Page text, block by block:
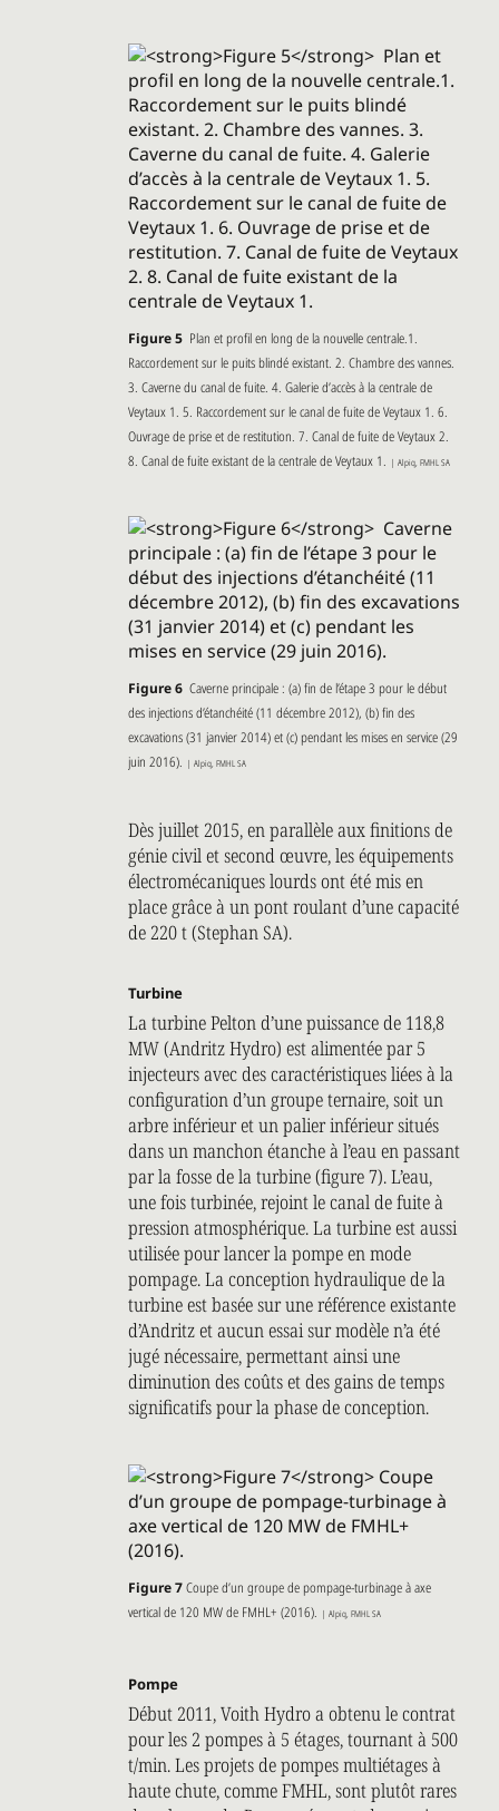
Figure 5 Plan et profil en long de la nouvelle centrale.1.
Raccordement sur le puits blindé existant. 2. Chambre des vannes.
3. Caverne du canal de fuite. 4. Galerie d’accès à la centrale de
Veytaux 1. 5. Raccordement sur le canal de fuite de Veytaux 1. 6.
Ouvrage de prise et de restitution. 7. Canal de fuite de Veytaux 2.
8. Canal de fuite existant de la centrale de Veytaux 1. | Alpiq, FMHL SA
Figure 6 Caverne principale : (a) fin de l’étape 3 pour le début
des injections d’étanchéité (11 décembre 2012), (b) fin des
excavations (31 janvier 2014) et (c) pendant les mises en service (29
juin 2016). | Alpiq, FMHL SA
Dès juillet 2015, en parallèle aux finitions de
génie civil et second œuvre, les équipements
électromécaniques lourds ont été mis en
place grâce à un pont roulant d’une capacité
de 220 t (Stephan SA).
Turbine
La turbine Pelton d’une puissance de 118,8
MW (Andritz Hydro) est alimentée par 5
injecteurs avec des caractéristiques liées à la
configuration d’un groupe ternaire, soit un
arbre inférieur et un palier inférieur situés
dans un manchon étanche à l’eau en passant
par la fosse de la turbine (figure 7). L’eau,
une fois turbinée, rejoint le canal de fuite à
pression atmosphérique. La turbine est aussi
utilisée pour lancer la pompe en mode
pompage. La conception hydraulique de la
turbine est basée sur une référence existante
d’Andritz et aucun essai sur modèle n’a été
jugé nécessaire, permettant ainsi une
diminution des coûts et des gains de temps
significatifs pour la phase de conception.
Figure 7Coupe d’un groupe de pompage-turbinage à axe
vertical de 120 MW de FMHL+ (2016). | Alpiq, FMHL SA
Pompe
Début 2011, Voith Hydro a obtenu le contrat
pour les 2 pompes à 5 étages, tournant à 500
t/min. Les projets de pompes multiétages à
haute chute, comme FMHL, sont plutôt rares